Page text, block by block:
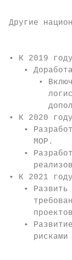
Другие
• К 2019 году
•
•
• К 2020 году
•
     МОР.
•
• К 2021 году
• Развить
     проектов
•
рисками